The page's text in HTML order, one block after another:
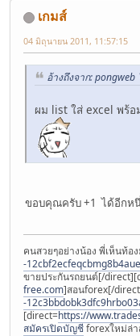
เกมส์
04 มิถุนายน 2011, 11:57:15
อ้างถึงจาก:
ผม list ใส่ excel พร้
ขอบคุณครับ +1 ได้อีกห
คนสวยๆอย่างน้อง พี่เห็นท้อ
-
ขายประกันรถยนต์[/
free.com]สอนforex[/
-
[direct=https://
สมัครเปิดบัญชีforexใหม่ล่